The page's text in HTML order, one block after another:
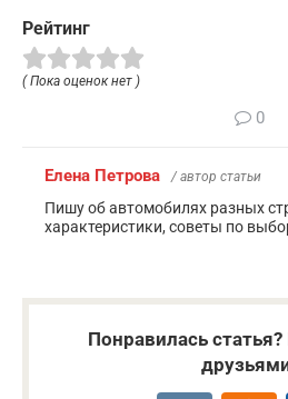
Рейтинг
( Пока оценок нет )
0
Елена Петрова / автор статьи
Пишу об автомобилях разных
характеристики, советы по
Понравилась